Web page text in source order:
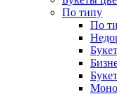
По типу
По